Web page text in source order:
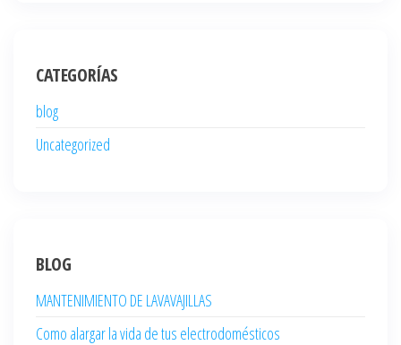
CATEGORÍAS
blog
Uncategorized
BLOG
MANTENIMIENTO DE LAVAVAJILLAS
Como alargar la vida de tus electrodomésticos